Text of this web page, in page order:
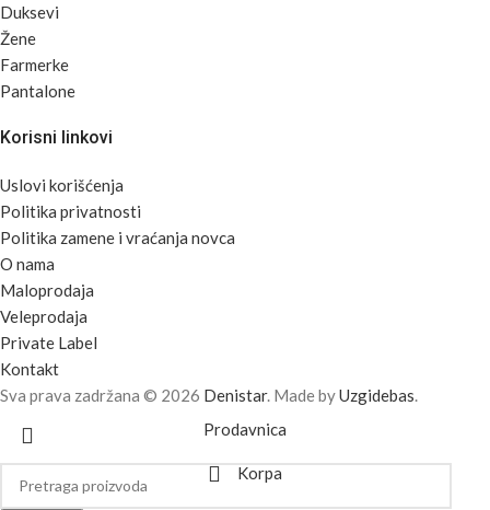
Duksevi
Žene
Farmerke
Pantalone
Korisni linkovi
Uslovi korišćenja
Politika privatnosti
Politika zamene i vraćanja novca
O nama
Maloprodaja
Veleprodaja
Private Label
Kontakt
Sva prava zadržana © 2026 Denistar. Made byUzgidebas.
Prodavnica
Korpa